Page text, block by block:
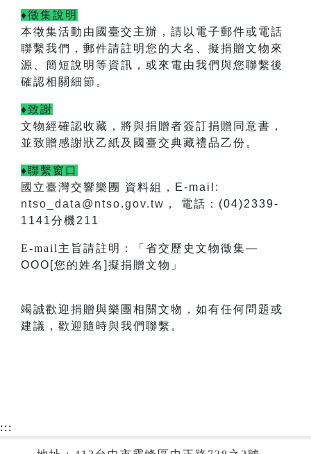
♦徵集說明
本徵集活動由國臺交主辦， 請以電子郵件或電話
聯繫我們，郵件請註明您的大名、擬捐贈文物來
源、簡短說明等資訊，或來電由我們與您聯繫後
確認相關細節。
♦致謝
文物經確認收藏，將與捐贈者簽訂捐贈同意書，
並致贈感謝狀乙紙及國臺交典藏禮品乙份。
♦聯繫窗口
國立臺灣交響樂團 資料組，E-mail:
ntso_data@ntso.gov.tw ， 電話：(04)2339-
1141分機211
E-mail 主旨請註明：「省交歷史文物徵集—
OOO[您的姓名]擬捐贈文物」
竭誠歡迎捐贈與樂團相關文物，如有任何問題或
建議，歡迎隨時與我們聯繫。
:::